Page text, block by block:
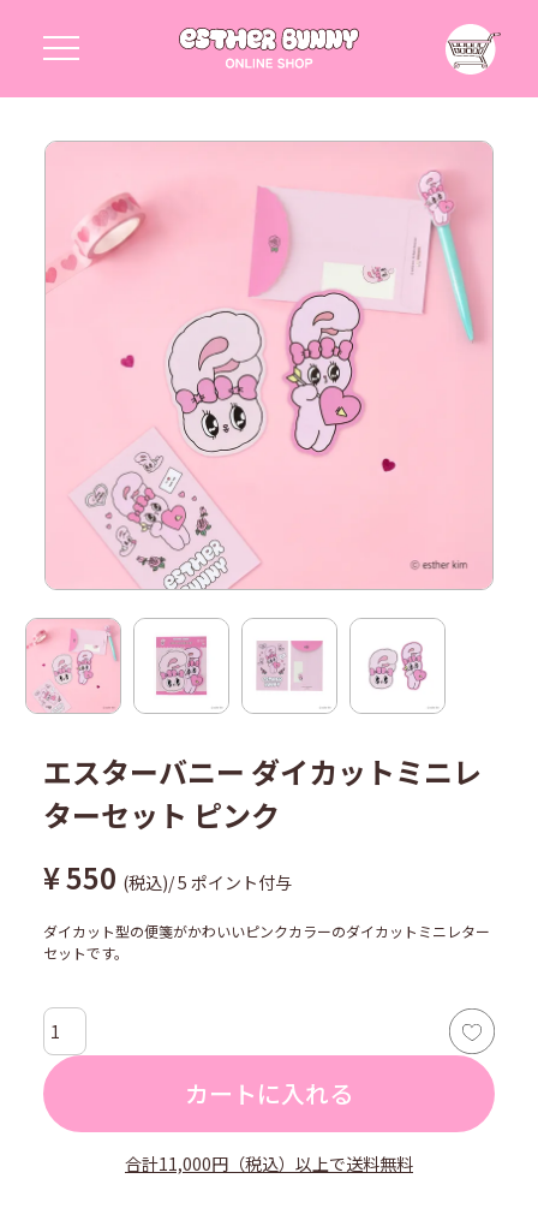
エスターバニー ダイカットミニレ
ターセット ピンク
¥550 税込 /5 ポイント付与
ダイカット型の便箋がかわいいピンクカラーのダイカットミニレター
セットです。
カートに入れる
合計11,000円（税込）以上で送料無料